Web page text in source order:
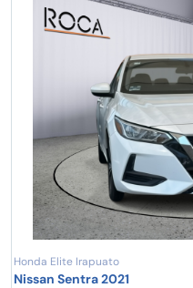
Honda Elite Irapuato
Nissan Sentra 2021